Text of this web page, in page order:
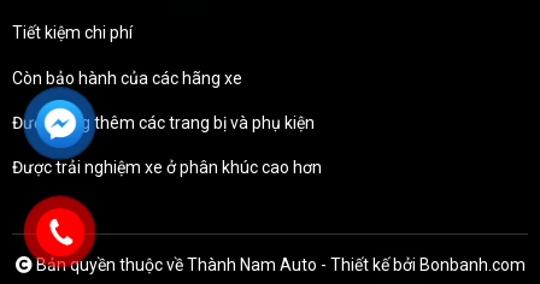
Tiết kiệm chi phí
Còn bảo hành của các hãng xe
Được tặng thêm các trang bị và phụ kiện
Được trải nghiệm xe ở phân khúc cao hơn
Bản quyền thuộc về Thành Nam Auto - Thiết kế bởi Bonbanh.com